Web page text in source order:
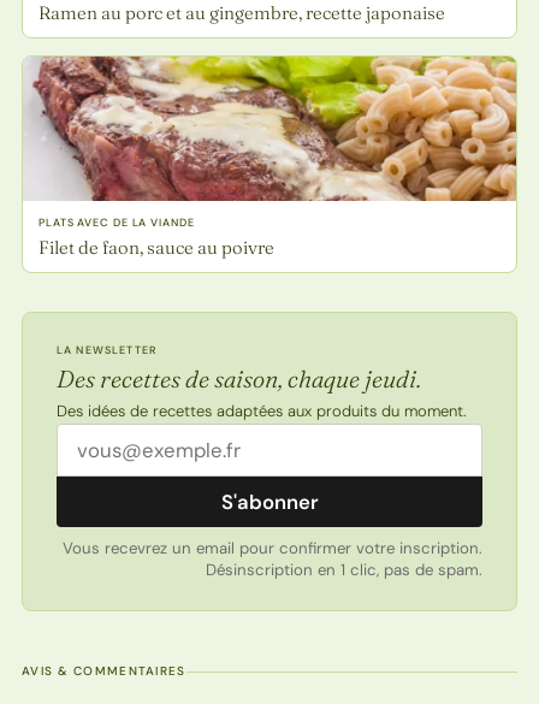
Ramen au porc et au gingembre, recette japonaise
PLATS AVEC DE LA VIANDE
Filet de faon, sauce au poivre
LA NEWSLETTER
Des recettes de saison, chaque jeudi.
Des idées de recettes adaptées aux produits du moment.
Adresse email
S'abonner
Vous recevrez un email pour confirmer votre inscription.
Désinscription en 1 clic, pas de spam.
AVIS & COMMENTAIRES